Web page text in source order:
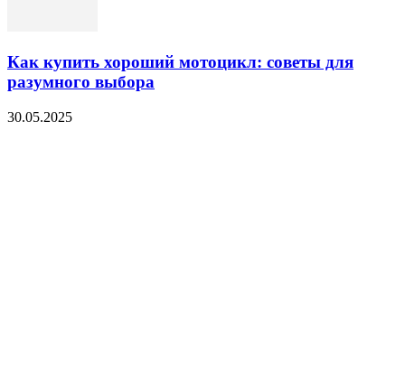
Как купить хороший мотоцикл: советы для
разумного выбора
30.05.2025